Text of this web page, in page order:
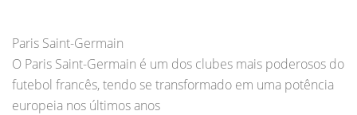
Paris Saint-Germain
O Paris Saint-Germain é um dos clubes mais poderosos do
futebol francês, tendo se transformado em uma potência
europeia nos últimos anos